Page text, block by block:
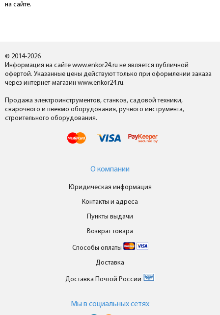
на сайте.
© 2014-2026
Информация на сайте www.enkor24.ru не является публичной
офертой. Указанные цены действуют только при оформлении заказа
через интернет-магазин www.enkor24.ru.
Продажа электроинструментов, станков, садовой техники,
сварочного и пневмо оборудования, ручного инструмента,
строительного оборудования.
О компании
Юридическая информация
Контакты и адреса
Пункты выдачи
Возврат товара
Способы оплаты
Доставка
Доставка Почтой России
Мы в cоциальных сетях